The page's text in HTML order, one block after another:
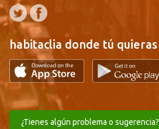
habitaclia donde tú quieras
¿Tienes algún problema o sugerencia?